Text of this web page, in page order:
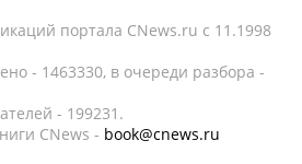
портала CNews.ru c 11.1998
- 1463330, в очереди разбора -
- 199231.
CNews - book@cnews.ru